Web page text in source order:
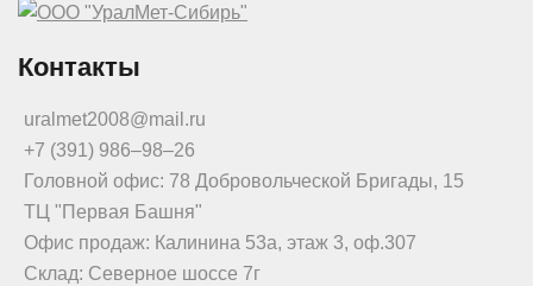
Контакты
uralmet2008@mail.ru
+7 (391) 986‒98‒26
Головной офис: 78 Добровольческой Бригады, 15
ТЦ "Первая Башня"
Офис продаж: Калинина 53а, этаж 3, оф.307
Склад: Северное шоссе 7г